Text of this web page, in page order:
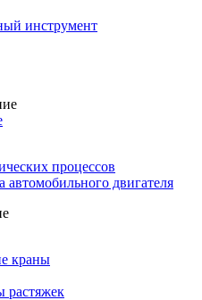
инструмент
процессов
автомобильного двигателя
краны
растяжек